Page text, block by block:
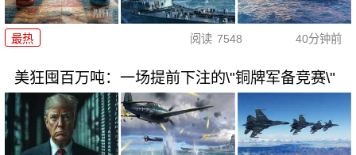
最热 阅读 7548 40分钟前
美狂囤百万吨：一场提前下注的\"铜牌军备竞赛\"